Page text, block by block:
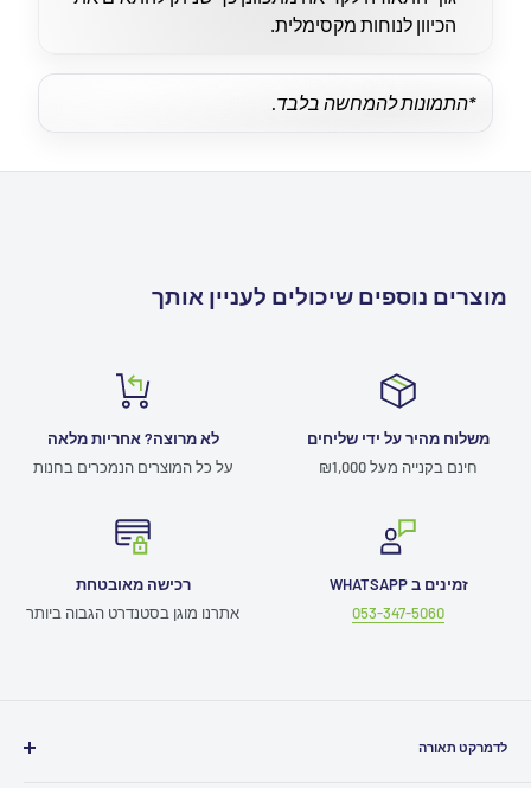
הכיוון לנוחות מקסימלית.
*התמונות להמחשה בלבד.
מוצרים נוספים שיכולים לעניין אותך
משלוח מהיר על ידי שליחים
חינם בקנייה מעל ₪1,000
לא מרוצה? אחריות מלאה
על כל המוצרים הנמכרים בחנות
זמינים ב WHATSAPP
053-347-5060
רכישה מאובטחת
אתרנו מוגן בסטנדרט הגבוה ביותר
לדמרקט תאורה